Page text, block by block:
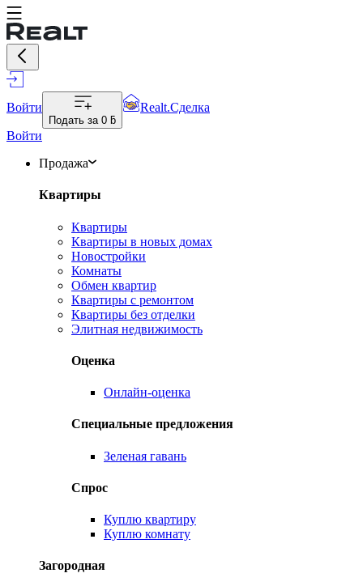
Войти
Подать за 0 ƃ
Realt.Сделка
Войти
Продажа
Квартиры
Квартиры
Квартиры в новых домах
Новостройки
Комнаты
Обмен квартир
Квартиры с ремонтом
Квартиры без отделки
Элитная недвижимость
Оценка
Онлайн-оценка
Специальные предложения
Зеленая гавань
Спрос
Куплю квартиру
Куплю комнату
Загородная